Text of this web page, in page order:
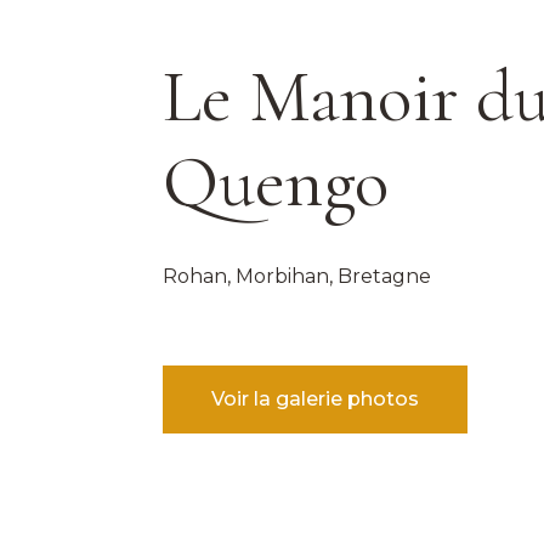
Le Manoir
Quengo
Rohan, Morbihan, Bretagne
Voir la galerie photos